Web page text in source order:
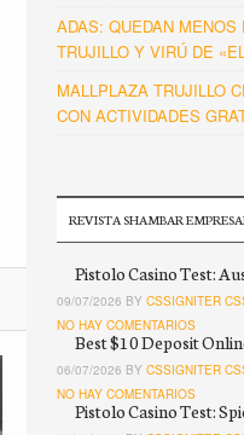
ADAS: QUEDAN
TRUJILLO Y VIRÚ DE
MALLPLAZA TRUJILLO
CON ACTIVIDADES
REVISTA SHAMBAR
Pistolo Casino Test:
09/07/2026 BY CSSIGNITER
NO HAY COMENTARIOS
Best $10 Deposit
06/07/2026 BY CSSIGNITER
NO HAY COMENTARIOS
Pistolo Casino Test: